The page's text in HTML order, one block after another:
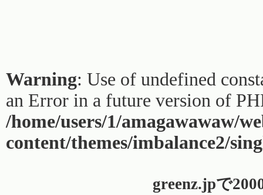
Warning: Use of undefined
an Error in a future version of
/home/users/1/amagawawaw/
content/themes/imbalance2/
greenz.jpで